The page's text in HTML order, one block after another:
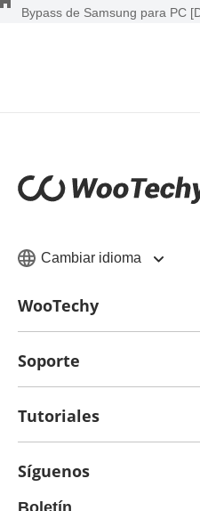
Bypass de Samsung para PC
Cambiar idioma
WooTechy
Soporte
Tutoriales
Síguenos